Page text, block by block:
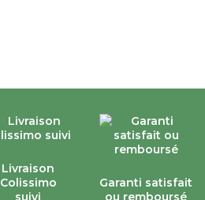
Livraison
Colissimo
Garanti satisfait